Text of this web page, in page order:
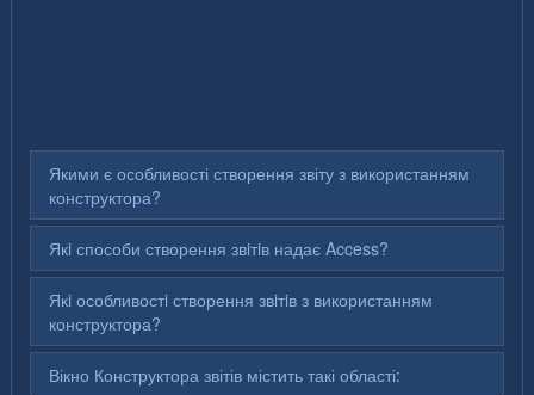
Якими є особливості створення звіту з використанням
конструктора?
Якi способи створення звiтiв надає Access?
Якi особливостi створення звiтiв з використанням
конструктора?
Вікно Конструктора звітів містить такі області: